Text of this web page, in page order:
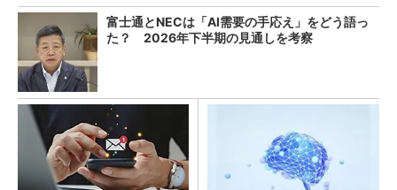
富士通とNECは「AI需要の手応え」をどう語っ
た？ 2026年下半期の見通しを考察